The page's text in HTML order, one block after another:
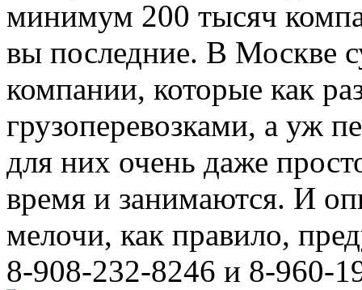
минимум 200 тысяч
вы последние. В Москве
компании, которые как
грузоперевозками, а уж
для них очень даже
время и занимаются. И
мелочи, как правило,
8-908-232-8246 и 8-960-